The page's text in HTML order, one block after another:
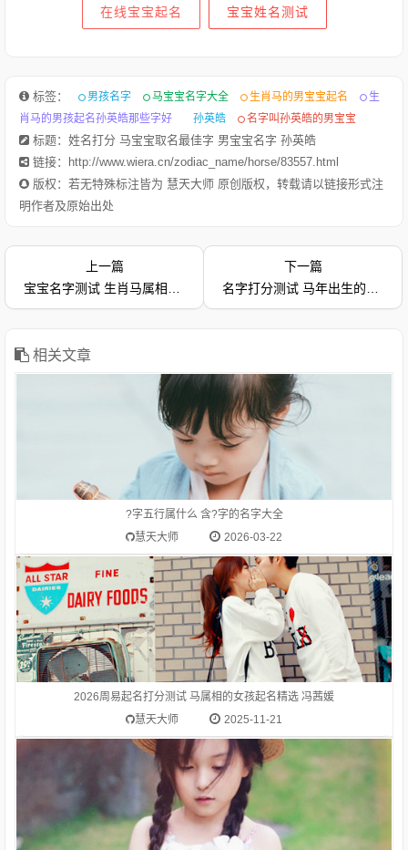
在线宝宝起名 宝宝姓名测试
标签： 男孩名字 马宝宝名字大全 生肖马的男宝宝起名
生
肖马的男孩起名孙英皓那些字好
孙英皓 名字叫孙英皓的男宝宝
标题：姓名打分 马宝宝取名最佳字 男宝宝名字 孙英皓
链接：http://www.wiera.cn/zodiac_name/horse/83557.html
版权：若无特殊标注皆为 慧天大师 原创版权，转载请以链接形式注
明作者及原始出处
上一篇
宝宝名字测试 生肖马属相幸运名字推荐 男孩名字五格分析 石涵玉
下一篇
名字打分测试 马年出生的男宝宝取名最佳用字 石昕玉
相关文章
?字五行属什么？含?字的女宝宝起名推荐
?字五行属什么 含?字的名字大全
慧天大师
2026-03-22
1.2026生肖马(午)的吉祥名字推荐-冯茜媛冯茜媛 为通过偏旁部
首【艹】推荐而来生肖马(午)适合的偏旁部首为：艹、金、玉、
木、禾、虫、米、人、月、土、才、钅、亻姓氏冯的笔画数是
12字解:冯（馮）féng姓。冯（馮）píng古同“凭”，凭借，
2026周易起名打分测试 马属相的女孩起名精选 冯茜媛
慧天大师
2025-11-21
1.2026生肖马(午)的吉祥名字推荐-王程颉王程颉 为通过偏旁部
首【禾】推荐而来生肖马(午)适合的偏旁部首为：艹、金、玉、
木、禾、虫、米、人、月、土、才、钅、亻姓氏王的笔画数是 4
字解:王wáng古代一国君主的称号，现代有些国家仍用这种称
号：王国。王法。公子王孙。王朝（ch俹 ）。
1.2026生肖马(午)的吉祥名字推荐-刘俊洁刘俊洁 为通过偏旁部
首【亻】推荐而来生肖马(午)适合的偏旁部首为：艹、金、玉、